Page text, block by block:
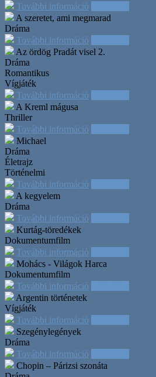
További információ
A szeretet, ami megmarad
Dráma
További információ
Az ördög Pradát visel 2.
Dráma
Romantikus
Vígjáték
További információ
A Kreml mágusa
Thriller
További információ
Michael
Dráma
Életrajz
Történelmi
További információ
A kegyelem
Dráma
További információ
Kurtág-töredékek
Dokumentumfilm
További információ
Mohács - Világok Harca
Dokumentumfilm
További információ
Argentin történetek
Vígjáték
További információ
Szegénylegények
Dráma
További információ
Chopin – Párizsi szonáta